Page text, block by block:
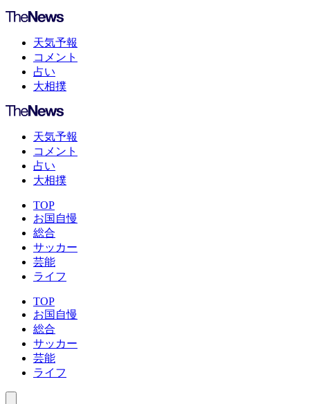
天気予報
コメント
占い
大相撲
天気予報
コメント
占い
大相撲
TOP
お国自慢
総合
サッカー
芸能
ライフ
TOP
お国自慢
総合
サッカー
芸能
ライフ